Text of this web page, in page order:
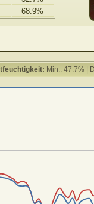
68.9%
Min.: 47.7% |